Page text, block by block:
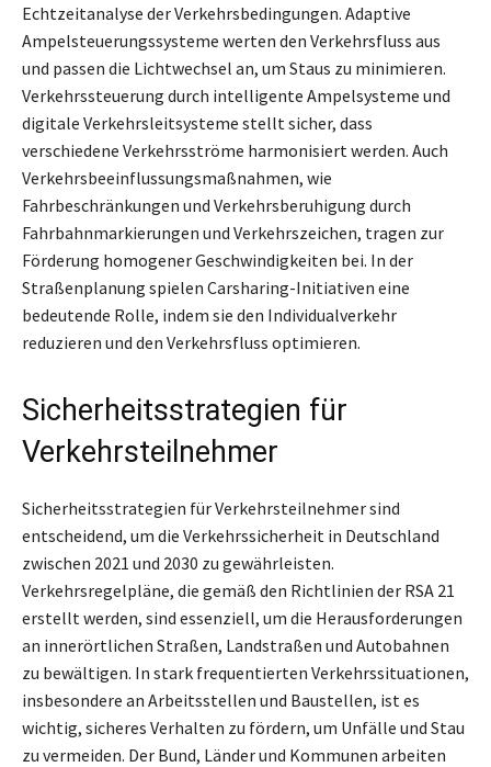
Echtzeitanalyse der Verkehrsbedingungen. Adaptive
Ampelsteuerungssysteme werten den Verkehrsfluss aus
und passen die Lichtwechsel an, um Staus zu minimieren.
Verkehrssteuerung durch intelligente Ampelsysteme und
digitale Verkehrsleitsysteme stellt sicher, dass
verschiedene Verkehrsströme harmonisiert werden. Auch
Verkehrsbeeinflussungsmaßnahmen, wie
Fahrbeschränkungen und Verkehrsberuhigung durch
Fahrbahnmarkierungen und Verkehrszeichen, tragen zur
Förderung homogener Geschwindigkeiten bei. In der
Straßenplanung spielen Carsharing-Initiativen eine
bedeutende Rolle, indem sie den Individualverkehr
reduzieren und den Verkehrsfluss optimieren.
Sicherheitsstrategien für
Verkehrsteilnehmer
Sicherheitsstrategien für Verkehrsteilnehmer sind
entscheidend, um die Verkehrssicherheit in Deutschland
zwischen 2021 und 2030 zu gewährleisten.
Verkehrsregelpläne, die gemäß den Richtlinien der RSA 21
erstellt werden, sind essenziell, um die Herausforderungen
an innerörtlichen Straßen, Landstraßen und Autobahnen
zu bewältigen. In stark frequentierten Verkehrssituationen,
insbesondere an Arbeitsstellen und Baustellen, ist es
wichtig, sicheres Verhalten zu fördern, um Unfälle und Stau
zu vermeiden. Der Bund, Länder und Kommunen arbeiten